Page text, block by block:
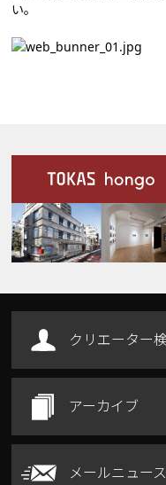
い。
施設案内
Our Facilities
クリエーター
アーカイブ
メールニュース